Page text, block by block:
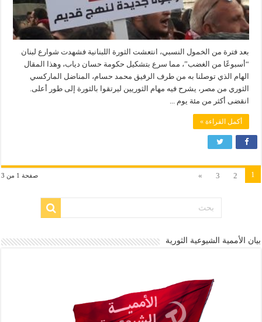
بعد فترة من الخمول النسبي، انتعشت الثورة اللبنانية فشهدت شوارع لبنان
“أسبوعًا من الغضب”، مما سرع بتشكيل حكومة حسان دياب، وهذا المقال
الهام الذي توصلنا به من طرف الرفيق محمد حسام، المناضل الماركسي
الثوري من مصر، يشرح فيه مهام الثوريين ليرتقوا بالثورة إلى طور أعلى.
انقضى أكثر من مئة يوم ...
أكمل القراءة »
صفحة 1 من 3 1
2
3
»
بيان الأممية الشيوعية الثورية